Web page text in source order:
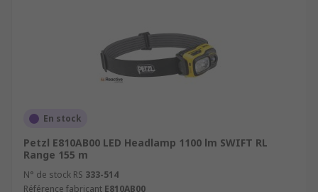
En stock
Petzl E810AB00 LED Headlamp 1100 lm SWIFT RL
Range 155 m
N° de stock RS 333-514
Référence fabricant E810AB00